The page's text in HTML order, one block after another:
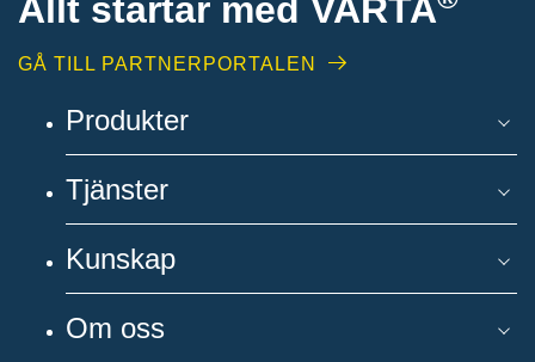
Allt startar med VARTA
GÅ TILL PARTNERPORTALEN
Produkter
Tjänster
Kunskap
Om oss